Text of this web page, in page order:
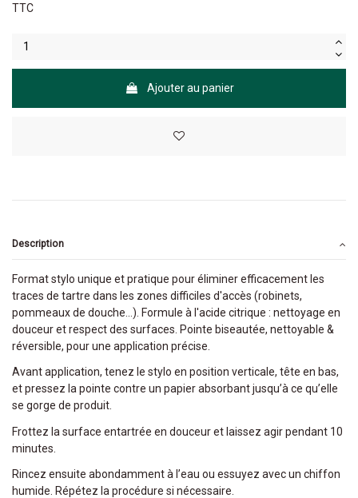
TTC
Ajouter au panier
Description
Format stylo unique et pratique pour éliminer efficacement les
traces de tartre dans les zones difficiles d'accès (robinets,
pommeaux de douche…). Formule à l'acide citrique : nettoyage en
douceur et respect des surfaces. Pointe biseautée, nettoyable &
réversible, pour une application précise.
Avant application, tenez le stylo en position verticale, tête en bas,
et pressez la pointe contre un papier absorbant jusqu’à ce qu’elle
se gorge de produit.
Frottez la surface entartrée en douceur et laissez agir pendant 10
minutes.
Rincez ensuite abondamment à l’eau ou essuyez avec un chiffon
humide. Répétez la procédure si nécessaire.